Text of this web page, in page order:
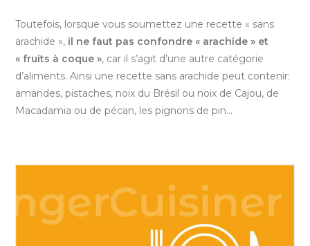
Toutefois, lorsque vous soumettez une recette « sans
arachide », il ne faut pas confondre « arachide » et
« fruits à coque », car il s’agit d’une autre catégorie
d’aliments. Ainsi une recette sans arachide peut contenir:
amandes, pistaches, noix du Brésil ou noix de Cajou, de
Macadamia ou de pécan, les pignons de pin…